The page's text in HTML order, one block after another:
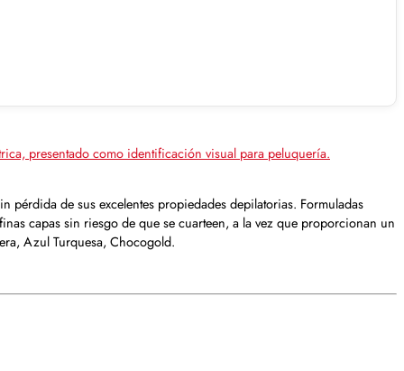
de sus excelentes propiedades depilatorias. Formuladas
capas sin riesgo de que se cuarteen, a la vez que proporcionan un
Azul Turquesa, Chocogold.